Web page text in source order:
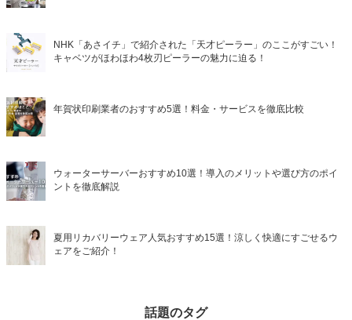
NHK「あさイチ」で紹介された「天才ピーラー」のここがすごい！
キャベツがほわほわ4枚刃ピーラーの魅力に迫る！
年賀状印刷業者のおすすめ5選！料金・サービスを徹底比較
ウォーターサーバーおすすめ10選！導入のメリットや選び方のポイ
ントを徹底解説
夏用リカバリーウェア人気おすすめ15選！涼しく快適にすごせるウ
ェアをご紹介！
話題のタグ